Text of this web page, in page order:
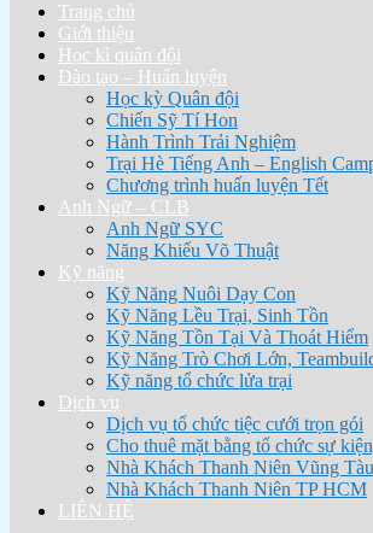
Trang chủ
Giới thiệu
Học kì quân đội
Đào tạo – Huấn luyện
Học kỳ Quân đội
Chiến Sỹ Tí Hon
Hành Trình Trải Nghiệm
Trại Hè Tiếng Anh – English
Chương trình huấn luyện Tết
Anh Ngữ – CLB
Anh Ngữ SYC
Năng Khiếu Võ Thuật
Kỹ năng
Kỹ Năng Nuôi Dạy Con
Kỹ Năng Lều Trại, Sinh Tồn
Kỹ Năng Tồn Tại Và Thoát Hiểm
Kỹ Năng Trò Chơi Lớn,
Kỹ năng tổ chức lửa trại
Dịch vụ
Dịch vụ tổ chức tiệc cưới trọn gói
Cho thuê mặt bằng tổ chức sự
Nhà Khách Thanh Niên Vũng Tàu
Nhà Khách Thanh Niên TP HCM
LIÊN HỆ